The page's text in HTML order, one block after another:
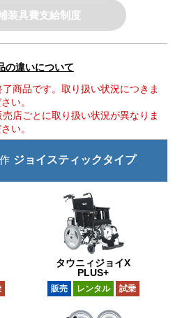
装具費支給制度
の違いについて
商品です。取り扱い状況につきま
い。
店ごとに取り扱い状況が異なりま
い。
ジョイスティックタイプ
タウニィジョイX
PLUS+
販売 レンタル 試乗